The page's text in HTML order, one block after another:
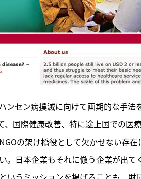
ンセン病撲滅に向けて画期的な手
国際健康改善、特に途上国での医
の架け橋役として欠かせない存
。日本企業もそれに倣う企業が出